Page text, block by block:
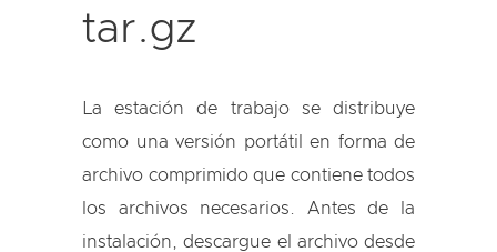
tar.gz
La estación de trabajo se distribuye
como una versión portátil en forma de
archivo comprimido que contiene todos
los archivos necesarios. Antes de la
instalación, descargue el archivo desde